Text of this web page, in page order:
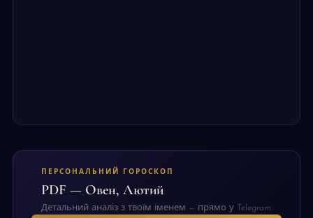
ПЕРСОНАЛЬНИЙ ГОРОСКОП
PDF — Овен, Лютий
Детальний аналіз з твоїм іменем — прямо у Telegram.